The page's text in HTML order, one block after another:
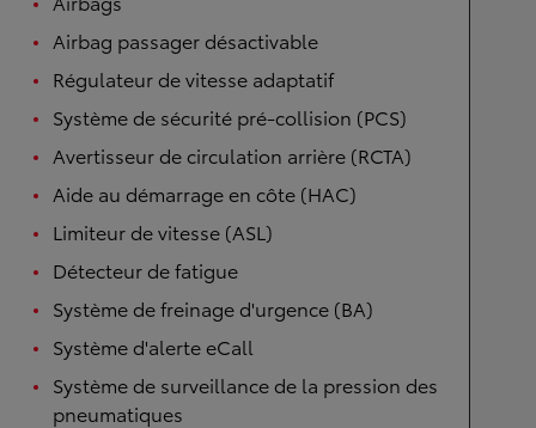
Airbag passager désactivable
Régulateur de vitesse adaptatif
Système de sécurité pré-collision (PCS)
Avertisseur de circulation arrière (RCTA)
Aide au démarrage en côte (HAC)
Limiteur de vitesse (ASL)
Détecteur de fatigue
Système de freinage d'urgence (BA)
Système d'alerte eCall
Système de surveillance de la pression des
pneumatiques